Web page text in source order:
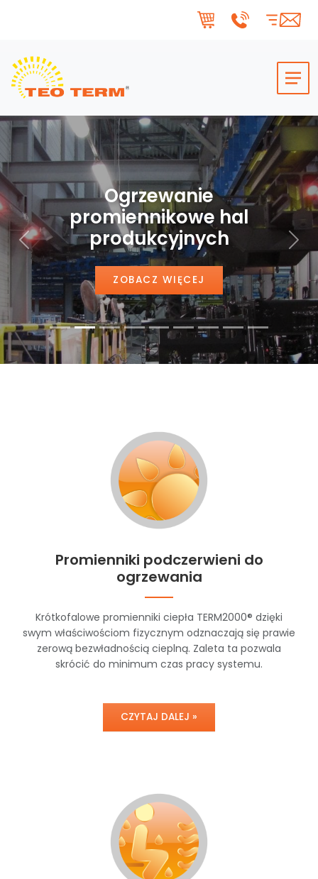
Ogrzewanie
promiennikowe hal
produkcyjnych
ZOBACZ WIĘCEJ
Poprzedni
Promienniki podczerwieni do
ogrzewania
Krótkofalowe promienniki ciepła TERM2000® dzięki
swym właściwościom fizycznym odznaczają się prawie
zerową bezwładnością cieplną. Zaleta ta pozwala
skrócić do minimum czas pracy systemu.
CZYTAJ DALEJ »